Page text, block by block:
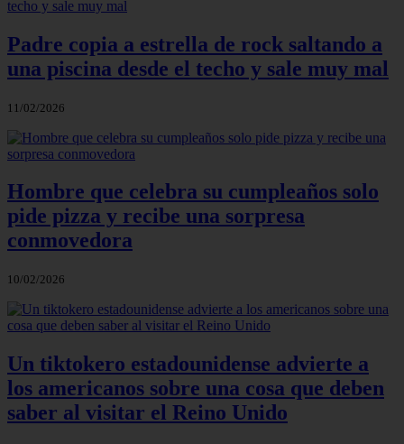
Padre copia a estrella de rock saltando a
una piscina desde el techo y sale muy mal
11/02/2026
Hombre que celebra su cumpleaños solo
pide pizza y recibe una sorpresa
conmovedora
10/02/2026
Un tiktokero estadounidense advierte a
los americanos sobre una cosa que deben
saber al visitar el Reino Unido